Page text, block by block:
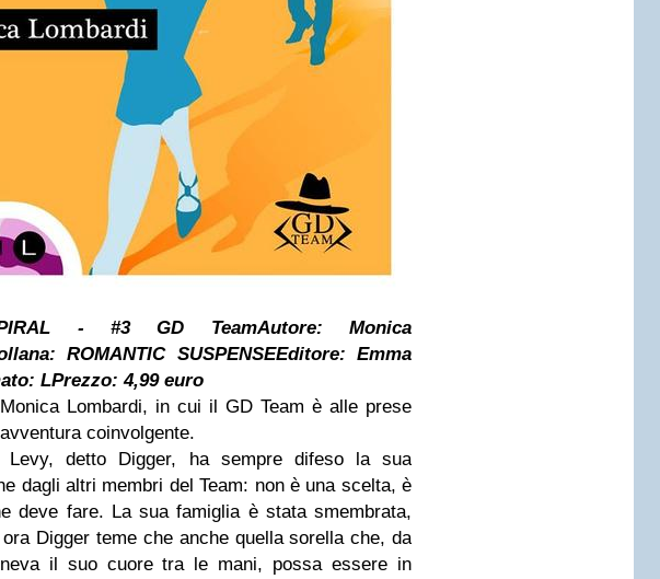
- #3 GD TeamAutore:Monica
ROMANTIC SUSPENSEEditore:Emma
LPrezzo:4,99 euro
Lombardi, in cui il GD Team è alle prese
coinvolgente.
Levy, detto Digger, ha sempre difeso la sua
dagli altri membri del Team: non è una scelta, è
deve fare. La sua famiglia è stata smembrata,
Digger teme che anche quella sorella che, da
il suo cuore tra le mani, possa essere in